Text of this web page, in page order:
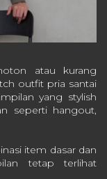
atau kurang
outfit pria santai
yang stylish
seperti hangout,
item dasar dan
tetap terlihat